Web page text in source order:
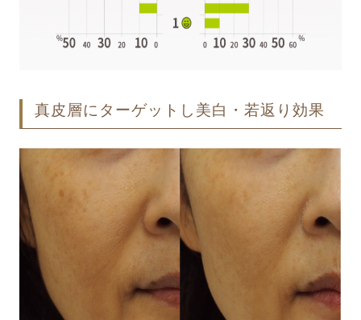
真皮層にターゲットし美白・若返り効果